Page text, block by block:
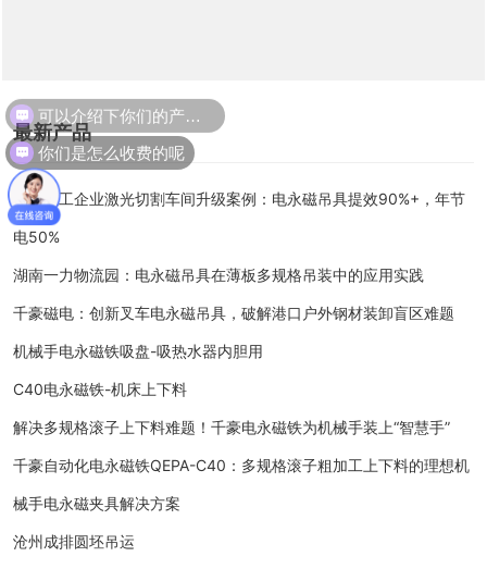
最新产品
河北重工企业激光切割车间升级案例：电永磁吊具提效90%+，年节
电50%
湖南一力物流园：电永磁吊具在薄板多规格吊装中的应用实践
千豪磁电：创新叉车电永磁吊具，破解港口户外钢材装卸盲区难题
机械手电永磁铁吸盘-吸热水器内胆用
C40电永磁铁-机床上下料
解决多规格滚子上下料难题！千豪电永磁铁为机械手装上“智慧手”
千豪自动化电永磁铁QEPA-C40：多规格滚子粗加工上下料的理想机
械手电永磁夹具解决方案
沧州成排圆坯吊运
可以介绍下你们的产品么
你们是怎么收费的呢